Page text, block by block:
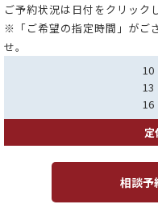
ご予約状況は日付をクリック
※「ご希望の指定時間」がご
せ。
10
13
16
定
相談予